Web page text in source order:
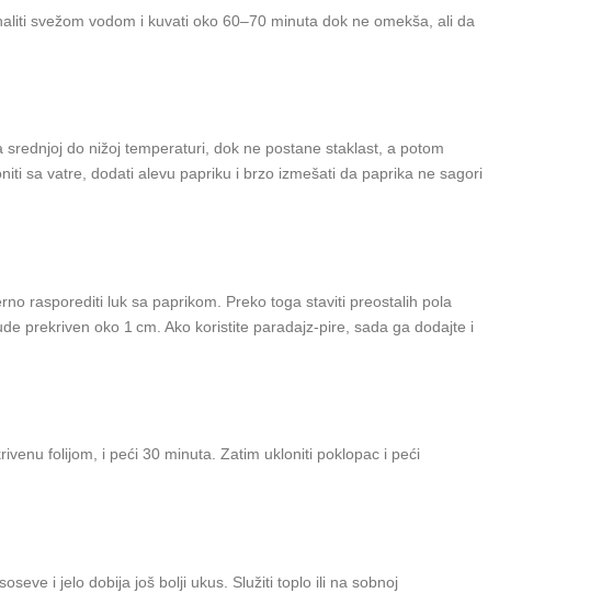
svežom vodom i kuvati oko 60–70 minuta dok ne omekša, ali da
do nižoj temperaturi, dok ne postane staklast, a potom
sa vatre, dodati alevu papriku i brzo izmešati da paprika ne sagori
rasporediti luk sa paprikom. Preko toga staviti preostalih pola
prekriven oko 1 cm. Ako koristite paradajz‑pirе, sada ga dodajte i
folijom, i peći 30 minuta. Zatim ukloniti poklopac i peći
i jelo dobija još bolji ukus. Služiti toplо ili na sobnoj